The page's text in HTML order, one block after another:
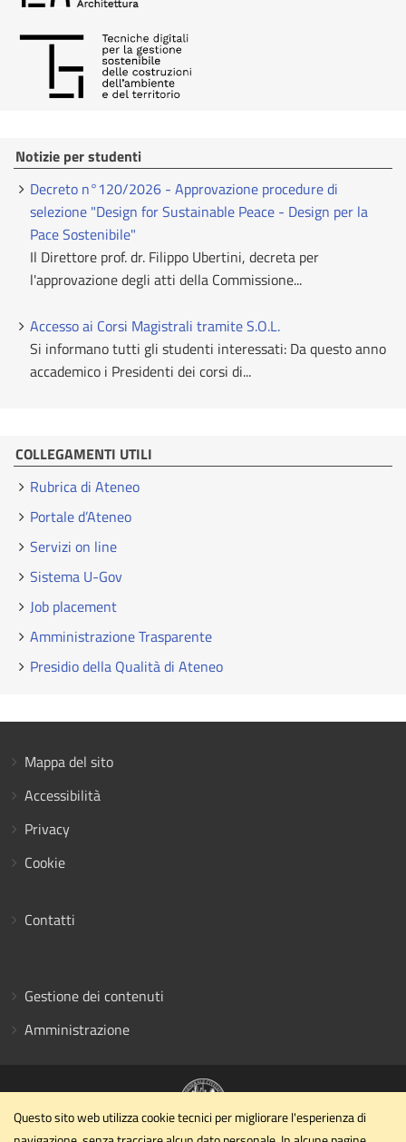
Notizie per studenti
Decreto n°120/2026 - Approvazione procedure di
selezione "Design for Sustainable Peace - Design per la
Pace Sostenibile"
Il Direttore prof. dr. Filippo Ubertini, decreta per
l'approvazione degli atti della Commissione...
Accesso ai Corsi Magistrali tramite S.O.L.
Si informano tutti gli studenti interessati: Da questo anno
accademico i Presidenti dei corsi di...
COLLEGAMENTI UTILI
Rubrica di Ateneo
Portale d’Ateneo
Servizi on line
Sistema U-Gov
Job placement
Amministrazione Trasparente
Presidio della Qualità di Ateneo
Mappa del sito
Accessibilità
Privacy
Cookie
Contatti
Gestione dei contenuti
Amministrazione
Questo sito web utilizza cookie tecnici per migliorare l'esperienza di